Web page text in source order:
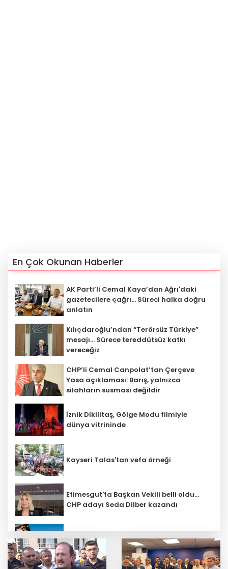
En Çok Okunan Haberler
AK Parti’li Cemal Kaya’dan Ağrı'daki
gazetecilere çağrı... Süreci halka doğru
anlatın
Kılıçdaroğlu’ndan “Terörsüz Türkiye”
mesajı... Sürece tereddütsüz katkı
vereceğiz
CHP’li Cemal Canpolat’tan Çerçeve
Yasa açıklaması: Barış, yalnızca
silahların susması değildir
İznik Dikilitaş, Gölge Modu filmiyle
‎dünya vitrininde
Kayseri Talas'tan vefa örneği
Etimesgut'ta Başkan Vekili belli oldu...
CHP adayı Seda Dilber kazandı
tazeleme modası